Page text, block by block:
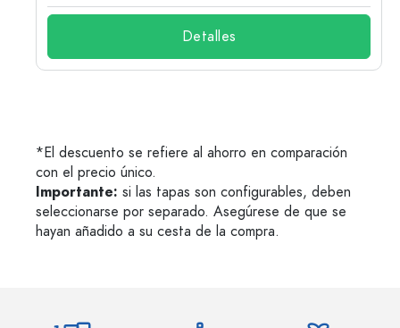
Detalles
*El descuento se refiere al ahorro en comparación
con el precio único.
Importante: si las tapas son configurables, deben
seleccionarse por separado. Asegúrese de que se
hayan añadido a su cesta de la compra.